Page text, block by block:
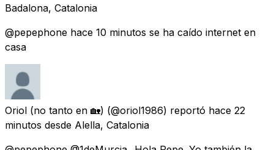
Badalona, Catalonia
@pepephone hace 10 minutos se ha caído internet en
casa
Oriol (no tanto en 🏡) (@oriol1986) reportó hace 22
minutos desde Alella, Catalonia